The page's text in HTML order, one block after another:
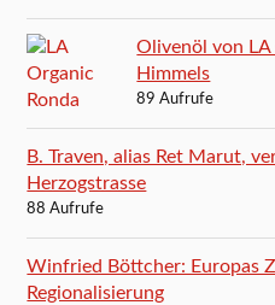
Olivenöl von LA
Himmels
89 Aufrufe
B. Traven, alias Ret Marut,
Herzogstrasse
88 Aufrufe
Winfried Böttcher: Europas
Regionalisierung